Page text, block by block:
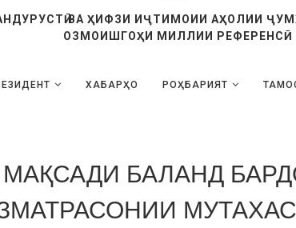
ВА ҲИФЗИ ИҶТИМОИИ АҲОЛИИ
ОЗМОИШГОҲИ МИЛЛИИ РЕФЕРЕНСӢ
ХАБАРҲО РОҲБАРИЯТ
БАЛАНД